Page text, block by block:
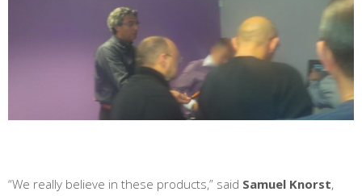
“We really believe in these products,” said Samuel Knorst,